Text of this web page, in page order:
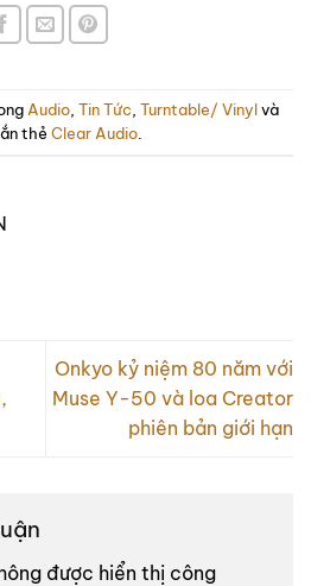
Audio Tin Tức Turntable/ Vinylvà
thẻ Clear Audio.
Onkyo kỷ niệm 80 năm với
Muse Y-50 và loa Creator
phiên bản giới hạn
được hiển thị công